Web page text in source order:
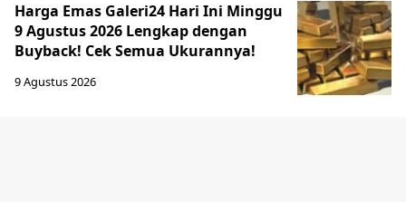
Harga Emas Galeri24 Hari Ini Minggu
9 Agustus 2026 Lengkap dengan
Buyback! Cek Semua Ukurannya!
9 Agustus 2026